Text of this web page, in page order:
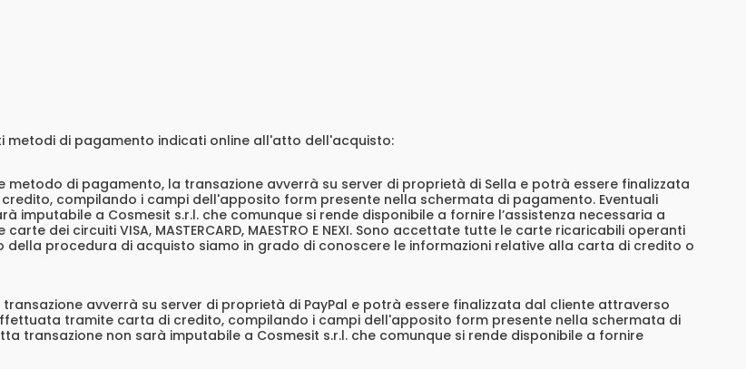
metodi di pagamento indicati online all'atto dell'acquisto:
di pagamento, la transazione avverrà su server di proprietà di Sella e potrà essere finalizzata
compilando i campi dell'apposito form presente nella schermata di pagamento. Eventuali
a Cosmesit s.r.l. che comunque si rende disponibile a fornire l’assistenza necessaria a
dei circuiti VISA, MASTERCARD, MAESTRO E NEXI. Sono accettate tutte le carte ricaricabili operanti
della procedura di acquisto siamo in grado di conoscere le informazioni relative alla carta di credito o
avverrà su server di proprietà di PayPal e potrà essere finalizzata dal cliente attraverso
tramite carta di credito, compilando i campi dell'apposito form presente nella schermata di
transazione non sarà imputabile a Cosmesit s.r.l. che comunque si rende disponibile a fornire